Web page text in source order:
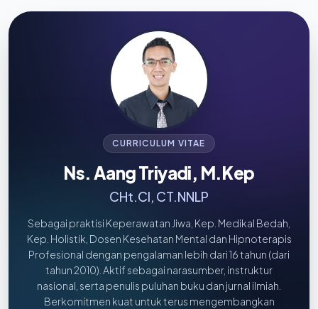
CURRICULUM VITAE
Ns. Aang Triyadi, M.Kep
CHt.CI, CT.NNLP
Sebagai praktisi Keperawatan Jiwa, Kep. Medikal Bedah,
Kep. Holistik, Dosen Kesehatan Mental dan Hipnoterapis
Profesional dengan pengalaman lebih dari 16 tahun (dari
tahun 2010). Aktif sebagai narasumber, instruktur
nasional, serta penulis puluhan buku dan jurnal ilmiah.
Berkomitmen kuat untuk terus mengembangkan